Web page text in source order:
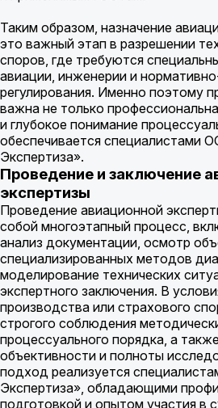
Таким образом, назначение
это важный этап в разрешении
споров, где требуются
авиации, инженерии и
регулирования. Именно поэтому
важна не только
и глубокое понимание
обеспечивается специалистами
Экспертиза».
Проведение и заключение
экспертизы
Проведение авиационной
собой многоэтапный процесс,
анализ документации, осмотр
специализированных методов
моделирование технических
экспертного заключения. В
производства или страхового
строгого соблюдения
процессуального порядка, а
объективности и полноты
подход реализуется
Экспертиза», обладающими
подготовкой и опытом участия в